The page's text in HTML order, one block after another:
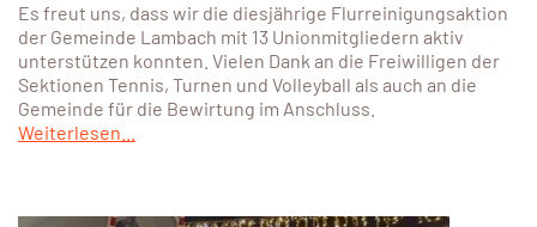
Es freut uns, dass wir die diesjährige Flurreinigungsaktion
der Gemeinde Lambach mit 13 Unionmitgliedern aktiv
unterstützen konnten. Vielen Dank an die Freiwilligen der
Sektionen Tennis, Turnen und Volleyball als auch an die
Gemeinde für die Bewirtung im Anschluss.
Weiterlesen...